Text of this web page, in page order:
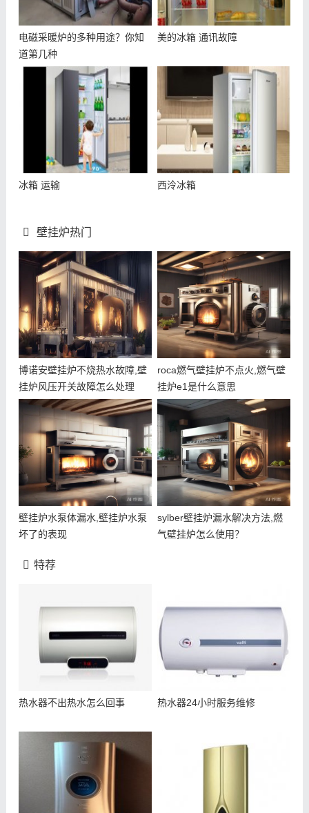
电磁采暖炉的多种用途？你知
道第几种
美的冰箱 通讯故障
冰箱 运输 西泠冰箱
壁挂炉热门
博诺安壁挂炉不烧热水故障,壁
挂炉风压开关故障怎么处理
roca燃气壁挂炉不点火,燃气壁
挂炉e1是什么意思
壁挂炉水泵体漏水,壁挂炉水泵
坏了的表现
sylber壁挂炉漏水解决方法,燃
气壁挂炉怎么使用？
特荐
热水器不出热水怎么回事 热水器24小时服务维修